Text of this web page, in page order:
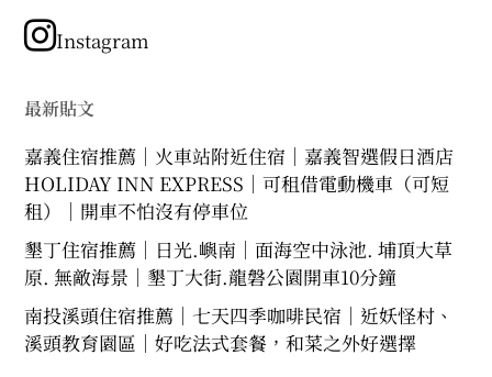
類 Instagram
最新貼文
嘉義住宿推薦｜火車站附近住宿｜嘉義智選假日酒店
HOLIDAY INN EXPRESS｜可租借電動機車（可短
租）｜開車不怕沒有停車位
墾丁住宿推薦｜日光.嶼南｜面海空中泳池. 埔頂大草
原. 無敵海景｜墾丁大街.龍磐公園開車10分鐘
南投溪頭住宿推薦｜七天四季咖啡民宿｜近妖怪村、
溪頭教育園區｜好吃法式套餐，和菜之外好選擇